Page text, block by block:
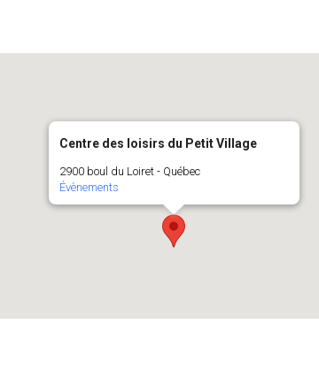
Centre des loisirs du Petit Village
2900 boul du Loiret - Québec
Évènements